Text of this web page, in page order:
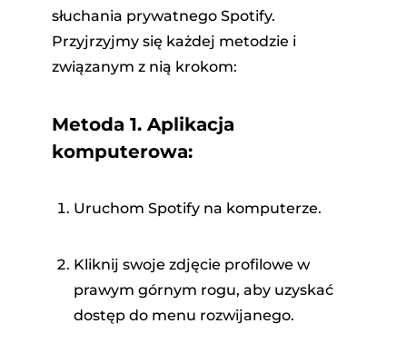
słuchania prywatnego Spotify.
Przyjrzyjmy się każdej metodzie i
związanym z nią krokom:
Metoda 1. Aplikacja
komputerowa:
Uruchom Spotify na komputerze.
Kliknij swoje zdjęcie profilowe w
prawym górnym rogu, aby uzyskać
dostęp do menu rozwijanego.